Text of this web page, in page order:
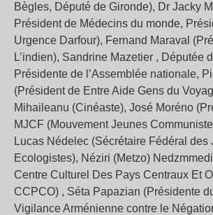
Bègles, Député de Gironde), Dr Jacky
Président de Médecins du monde,
Urgence Darfour), Fernand Maraval
L’indien), Sandrine Mazetier , Députée
Présidente de l’Assemblée nationale,
(Président de Entre Aide Gens du
Mihaileanu (Cinéaste), José Moréno
MJCF (Mouvement Jeunes
Lucas Nédelec (Sécrétaire Fédéral des
Ecologistes), Néziri (Metzo)
Centre Culturel Des Pays Centraux Et
CCPCO) , Séta Papazian (Présidente
Vigilance Arménienne contre le